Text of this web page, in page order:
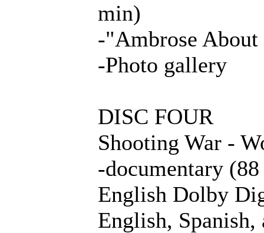
min)
-"Ambrose
-Photo gallery
DISC FOUR
Shooting War -
-documentary
English Dolby
English, Spanish,